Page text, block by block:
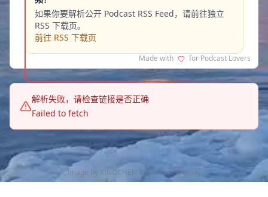
Image byXINGCHEN XIAOfromPixabay
如果你要解析公开 Podcast RSS Feed，请前往独立
RSS 下载页。
前往 RSS 下载页
Made with for Podcast Lovers
解析失败，请检查链接是否正确
Failed to fetch